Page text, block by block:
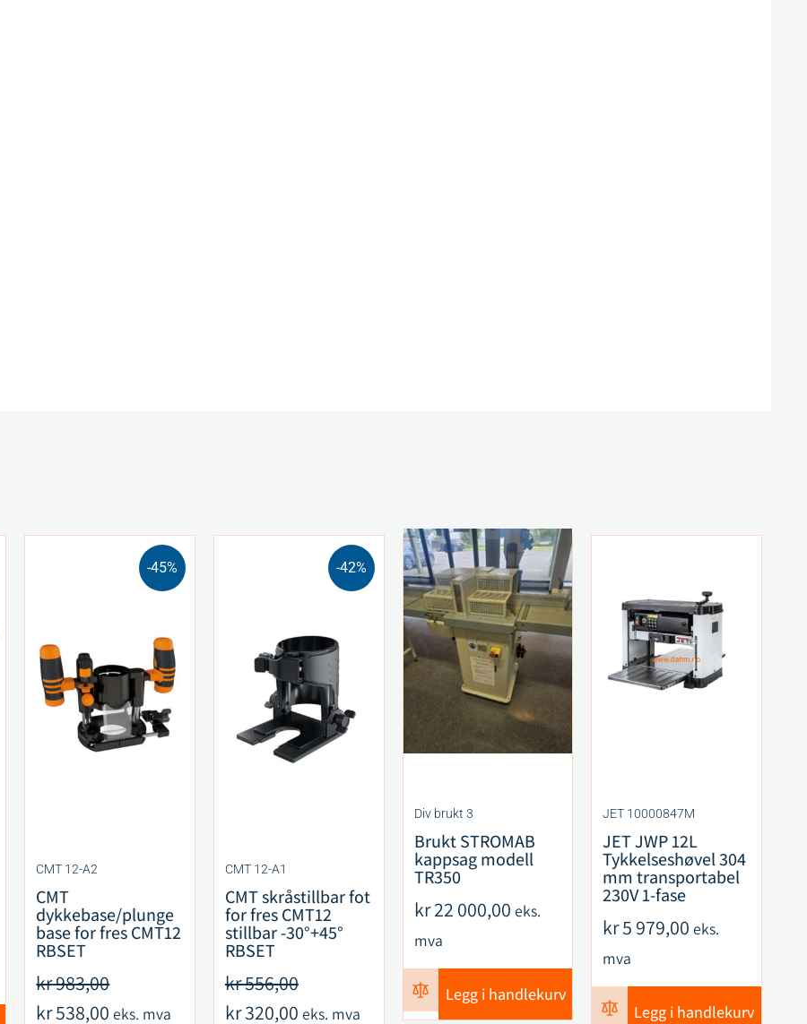
-45%
CMT 12-A2
CMT
dykkebase/plunge
base for fres CMT12
RBSET
kr983,00
kr538,00 eks. mva
-42%
CMT 12-A1
CMT skråstillbar fot
for fres CMT12
stillbar -30°+45°
RBSET
kr556,00
kr320,00 eks. mva
Div brukt 3
Brukt STROMAB
kappsag modell
TR350
kr22 000,00 eks.
mva
Legg i handlekurv
JET 10000847M
JET JWP 12L
Tykkelseshøvel 304
mm transportabel
230V 1-fase
kr5 979,00 eks.
mva
Legg i handlekurv